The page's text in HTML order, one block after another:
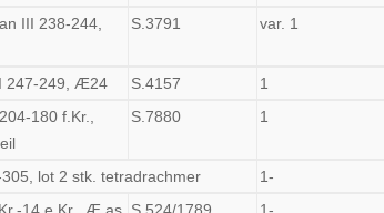
III 238-244,
S.3791 var. 1
247-249, Æ24 S.4157 1
180 f.Kr.,
S.7880 1
lot 2 stk. tetradrachmer 1-
14 e.Kr., Æ as S.524/1789 1-